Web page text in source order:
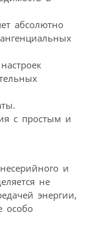
абсолютно
с простым и
и
не
энергии,
особо